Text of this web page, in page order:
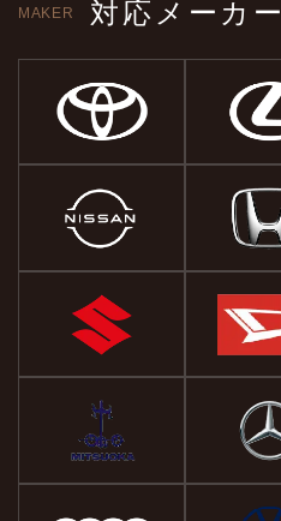
MAKER 対応メーカー